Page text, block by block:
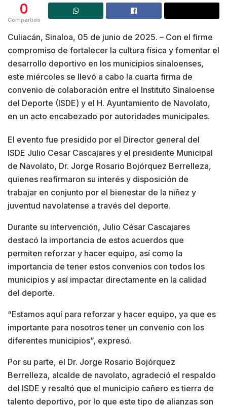
0
Compartido
Culiacán, Sinaloa, 05 de junio de 2025. – Con el firme
compromiso de fortalecer la cultura física y fomentar el
desarrollo deportivo en los municipios sinaloenses,
este miércoles se llevó a cabo la cuarta firma de
convenio de colaboración entre el Instituto Sinaloense
del Deporte (ISDE) y el H. Ayuntamiento de Navolato,
en un acto encabezado por autoridades municipales.
El evento fue presidido por el Director general del
ISDE Julio Cesar Cascajares y el presidente Municipal
de Navolato, Dr. Jorge Rosario Bojórquez Berrelleza,
quienes reafirmaron su interés y disposición de
trabajar en conjunto por el bienestar de la niñez y
juventud navolatense a través del deporte.
Durante su intervención, Julio César Cascajares
destacó la importancia de estos acuerdos que
permiten reforzar y hacer equipo, así como la
importancia de tener estos convenios con todos los
municipios y así impactar directamente en la calidad
del deporte.
“Estamos aquí para reforzar y hacer equipo, ya que es
importante para nosotros tener un convenio con los
diferentes municipios”, expresó.
Por su parte, el Dr. Jorge Rosario Bojórquez
Berrelleza, alcalde de navolato, agradeció el respaldo
del ISDE y resaltó que el municipio cañero es tierra de
talento deportivo, por lo que este tipo de alianzas son